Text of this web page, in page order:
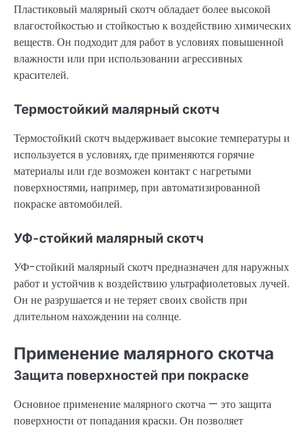
Пластиковый малярный скотч обладает более высокой
влагостойкостью и стойкостью к воздействию химических
веществ. Он подходит для работ в условиях повышенной
влажности или при использовании агрессивных
красителей.
Термостойкий малярный скотч
Термостойкий скотч выдерживает высокие температуры и
используется в условиях, где применяются горячие
материалы или где возможен контакт с нагретыми
поверхностями, например, при автоматизированной
покраске автомобилей.
УФ-стойкий малярный скотч
УФ-стойкий малярный скотч предназначен для наружных
работ и устойчив к воздействию ультрафиолетовых лучей.
Он не разрушается и не теряет своих свойств при
длительном нахождении на солнце.
Применение малярного скотча
Защита поверхностей при покраске
Основное применение малярного скотча — это защита
поверхности от попадания краски. Он позволяет